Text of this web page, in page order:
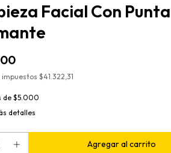
Facial Con
impuestos $41.322,31
de $5.000
detalles